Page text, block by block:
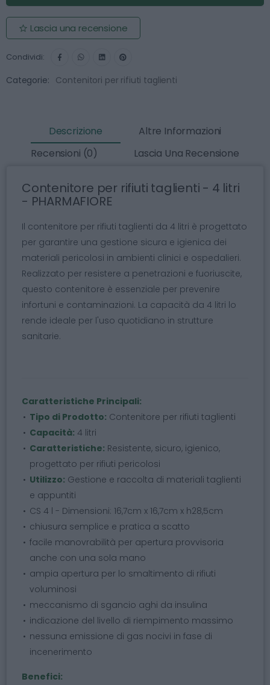
Lascia una recensione
Condividi:
Categorie: Contenitori per rifiuti taglienti
Descrizione
Altre Informazioni
Recensioni (0)
Lascia Una Recensione
Contenitore per rifiuti taglienti - 4 litri
- PHARMAFIORE
Il contenitore per rifiuti taglienti da 4 litri è progettato
per garantire una gestione sicura e igienica dei
materiali pericolosi in ambienti clinici e ospedalieri.
Realizzato per resistere a penetrazioni e fuoriuscite,
questo contenitore è essenziale per prevenire
infortuni e contaminazioni. La capacità da 4 litri lo
rende ideale per l'uso quotidiano in strutture
sanitarie.
Caratteristiche Principali:
Tipo di Prodotto: Contenitore per rifiuti taglienti
Capacità: 4 litri
Caratteristiche: Resistente, sicuro, igienico,
progettato per rifiuti pericolosi
Utilizzo: Gestione e raccolta di materiali taglienti
e appuntiti
CS 4 l - Dimensioni: 16,7cm x 16,7cm x h28,5cm
chiusura semplice e pratica a scatto
facile manovrabilità per apertura provvisoria
anche con una sola mano
ampia apertura per lo smaltimento di rifiuti
voluminosi
meccanismo di sgancio aghi da insulina
indicazione del livello di riempimento massimo
nessuna emissione di gas nocivi in fase di
incenerimento
Benefici: